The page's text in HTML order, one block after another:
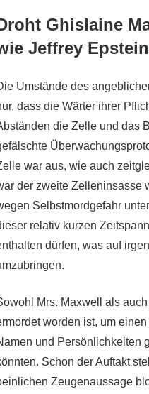
Ghislaine
Jeffrey
Umstände des
dass die Wärter ihrer
die Zelle und das
war aus, wie auch
der zweite Zelleninsasse
Selbstmordgefahr
relativ kurzen
dürfen, was auf
Mrs. Maxwell als
worden ist, um
und Persönlichkeiten
Schon der Auftakt
Zeugenaussage